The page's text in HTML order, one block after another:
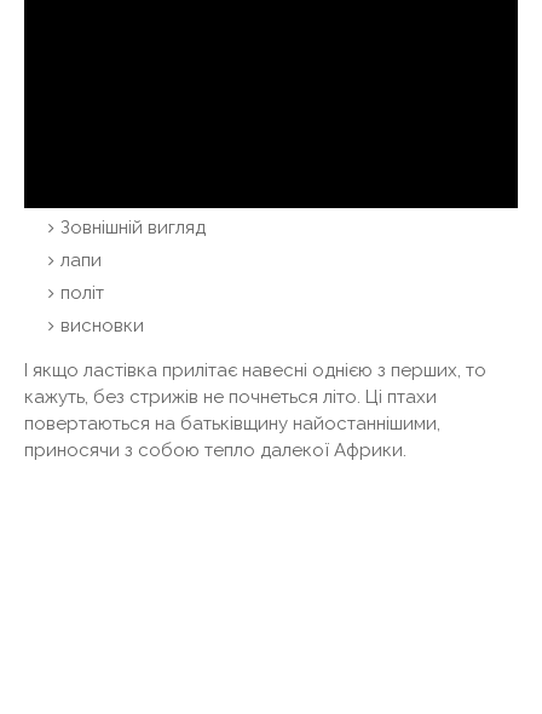
Зовнішній вигляд
лапи
політ
висновки
І якщо ластівка прилітає навесні однією з перших, то
кажуть, без стрижів не почнеться літо. Ці птахи
повертаються на батьківщину найостаннішими,
приносячи з собою тепло далекої Африки.